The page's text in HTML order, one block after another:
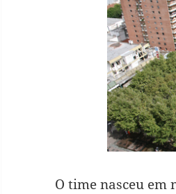
O time nasceu em